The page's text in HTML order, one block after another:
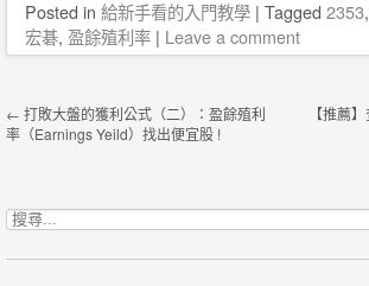
Posted in 給新手看的入門教學 | Tagged 2353,
宏碁, 盈餘殖利率 | Leave a comment
← 打敗大盤的獲利公式（二）：盈餘殖利
率（Earnings Yeild）找出便宜股 !
【推薦
搜尋關鍵字: